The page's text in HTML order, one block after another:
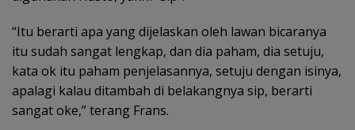
“Itu berarti apa yang dijelaskan oleh lawan bicaranya
itu sudah sangat lengkap, dan dia paham, dia setuju,
kata ok itu paham penjelasannya, setuju dengan isinya,
apalagi kalau ditambah di belakangnya sip, berarti
sangat oke,” terang Frans.